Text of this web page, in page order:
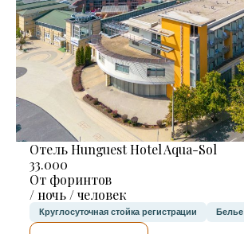
Отель Hunguest Hotel Aqua-Sol
33.000
От форинтов
/ ночь / человек
Круглосуточная стойка регистрации Белье